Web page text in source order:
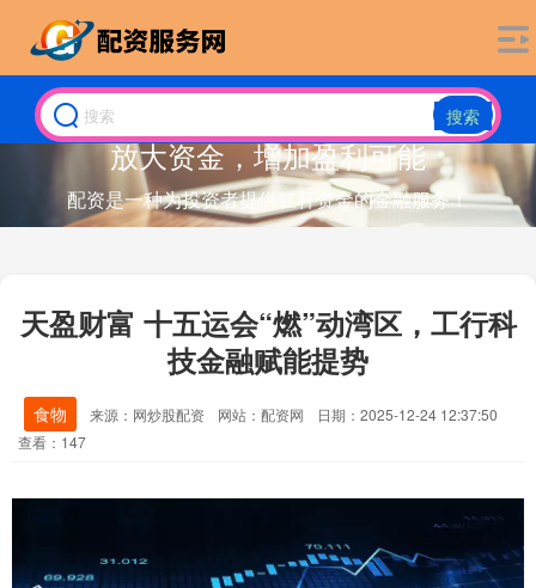
搜索
放大资金，增加盈利可能
配资是一种为投资者提供杠杆资金的金融服务！
天盈财富 十五运会“燃”动湾区，工行科
技金融赋能提势
食物 来源：网炒股配资 网站：配资网
日期：2025-12-24 12:37:50
查看：147